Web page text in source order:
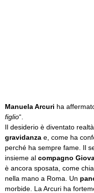
Manuela Arcuri ha
figlio“.
Il desiderio è diventato
gravidanza e, come ha
perché ha sempre fame. Il
insieme al compagno
è ancora sposata, come
nella mano a Roma. Un
morbide. La Arcuri ha